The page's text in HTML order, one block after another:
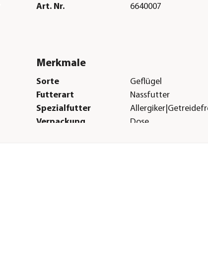
Art. Nr. 6640007
Merkmale
Sorte
Geflügel
Futterart
Nassfutter
Spezialfutter
Verpackung
Dose